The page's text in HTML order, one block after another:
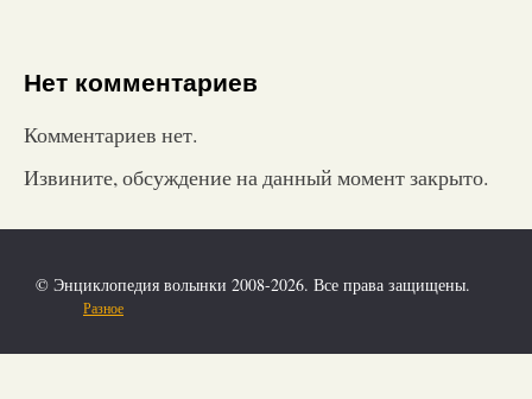
Нет комментариев
Комментариев нет.
Извините, обсуждение на данный момент закрыто.
© Энциклопедия волынки 2008-2026. Все права защищены.
Разное